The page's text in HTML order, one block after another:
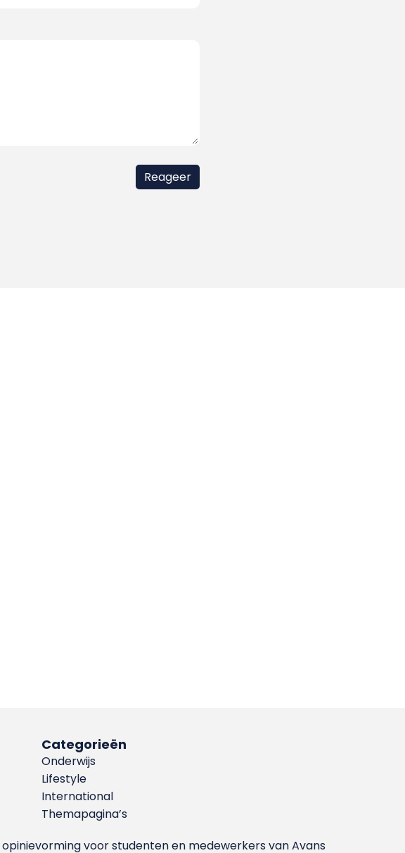
Categorieën
Onderwijs
Lifestyle
International
Themapagina’s
voor studenten en medewerkers van Avans